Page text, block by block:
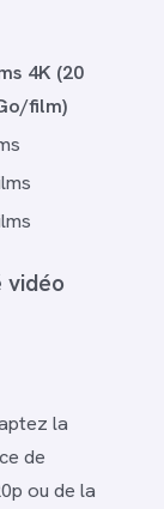
4K (20
film)
vidéo
la
de
ou de la